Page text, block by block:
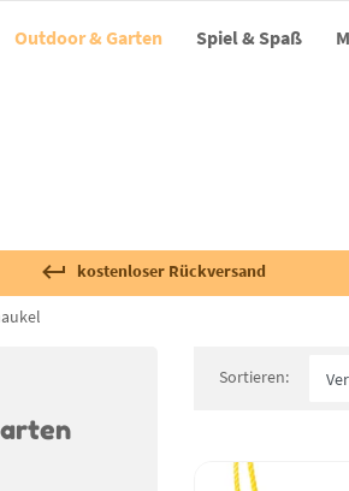
Outdoor & Garten Spiel & Spaß
kostenloser Rückversand
Sortieren: